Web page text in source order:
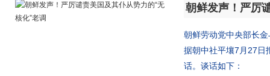
朝鲜发声！严厉
朝鲜劳动党中央部长
据朝中社平壤7月27日
话。谈话如下：